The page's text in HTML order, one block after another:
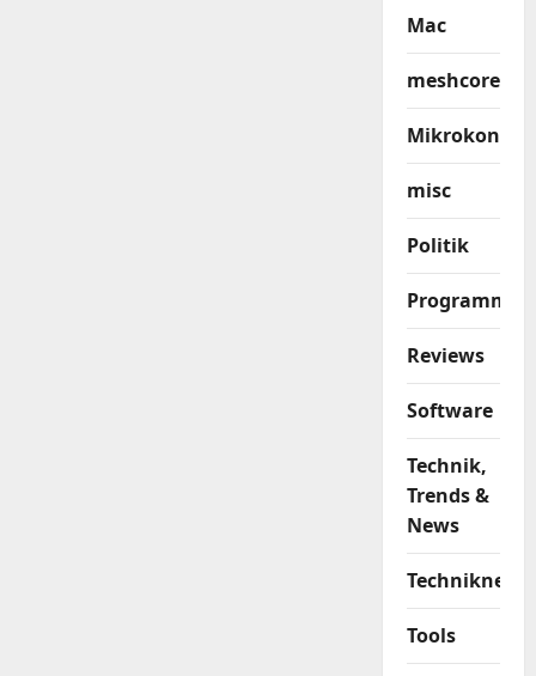
Mac
meshcore
misc
Politik
Reviews
Software
Technik,
Trends &
News
Techniknews
Tools